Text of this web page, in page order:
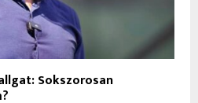
Sokszorosan